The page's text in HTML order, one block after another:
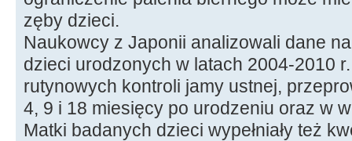
zęby dzieci.
Naukowcy z Japonii analizowali dane
dzieci urodzonych w latach 2004-2010
rutynowych kontroli jamy ustnej,
4, 9 i 18 miesięcy po urodzeniu oraz w
Matki badanych dzieci wypełniały też